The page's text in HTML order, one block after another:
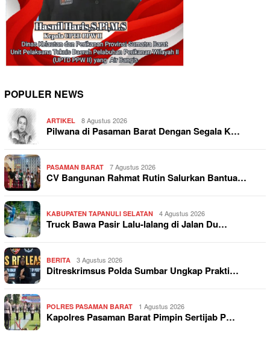
POPULER NEWS
ARTIKEL 8 Agustus 2026
Pilwana di Pasaman Barat Dengan Segala K…
PASAMAN BARAT 7 Agustus 2026
CV Bangunan Rahmat Rutin Salurkan Bantua…
KABUPATEN TAPANULI SELATAN 4 Agustus 2026
Truck Bawa Pasir Lalu-lalang di Jalan Du…
BERITA 3 Agustus 2026
Ditreskrimsus Polda Sumbar Ungkap Prakti…
POLRES PASAMAN BARAT 1 Agustus 2026
Kapolres Pasaman Barat Pimpin Sertijab P…